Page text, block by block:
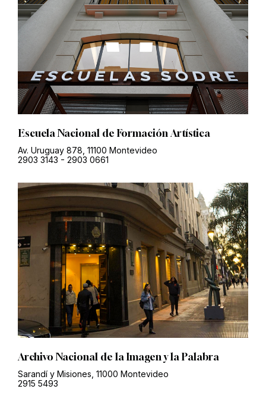
Escuela Nacional de Formación Artística
Av. Uruguay 878, 11100 Montevideo
2903 3143 - 2903 0661
Archivo Nacional de la Imagen y la Palabra
Sarandí y Misiones, 11000 Montevideo
2915 5493